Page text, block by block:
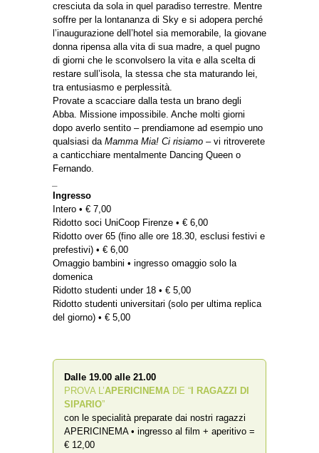
cresciuta da sola in quel paradiso terrestre. Mentre
soffre per la lontananza di Sky e si adopera perché
l’inaugurazione dell’hotel sia memorabile, la giovane
donna ripensa alla vita di sua madre, a quel pugno
di giorni che le sconvolsero la vita e alla scelta di
restare sull’isola, la stessa che sta maturando lei,
tra entusiasmo e perplessità.
Provate a scacciare dalla testa un brano degli
Abba. Missione impossibile. Anche molti giorni
dopo averlo sentito – prendiamone ad esempio uno
qualsiasi da Mamma Mia! Ci risiamo – vi ritroverete
a canticchiare mentalmente Dancing Queen o
Fernando.
Ingresso
Intero • € 7,00
Ridotto soci UniCoop Firenze • € 6,00
Ridotto over 65 (fino alle ore 18.30, esclusi festivi e
prefestivi) • € 6,00
Omaggio bambini • ingresso omaggio solo la
domenica
Ridotto studenti under 18 • € 5,00
Ridotto studenti universitari (solo per ultima replica
del giorno) • € 5,00
Dalle 19.00 alle 21.00
PROVA L’APERICINEMA DE “ I RAGAZZI DI
SIPARIO”
con le specialità preparate dai nostri ragazzi
APERICINEMA • ingresso al film + aperitivo =
€ 12,00